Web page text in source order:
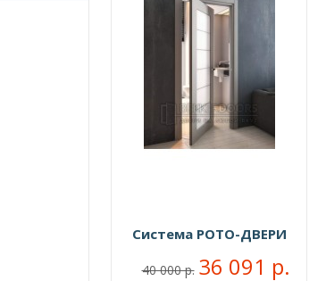
Система РОТО-ДВЕРИ
40 000 р. 36 091 р.